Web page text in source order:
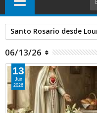
Santo Rosario desde
06/13/26
13
Jun
2026